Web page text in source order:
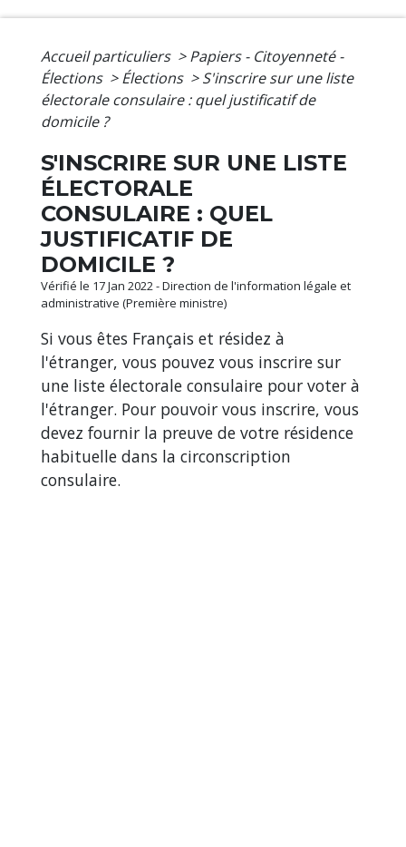
Accueil particuliers > Papiers - Citoyenneté -
Élections > Élections > S'inscrire sur une liste
électorale consulaire : quel justificatif de
domicile ?
S'INSCRIRE SUR UNE LISTE
ÉLECTORALE
CONSULAIRE : QUEL
JUSTIFICATIF DE
DOMICILE ?
Vérifié le 17 Jan 2022 - Direction de l'information légale et
administrative (Première ministre)
Si vous êtes Français et résidez à
l'étranger, vous pouvez vous inscrire sur
une liste électorale consulaire pour voter à
l'étranger. Pour pouvoir vous inscrire, vous
devez fournir la preuve de votre résidence
habituelle dans la circonscription
consulaire.